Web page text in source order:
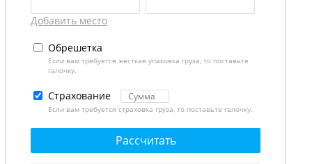
Добавить место
Обрешетка
Если вам требуется жесткая упаковка груза, то поставьте
галочку.
Страхование
Если вам требуется страховка груза, то поставьте галочку.
Рассчитать